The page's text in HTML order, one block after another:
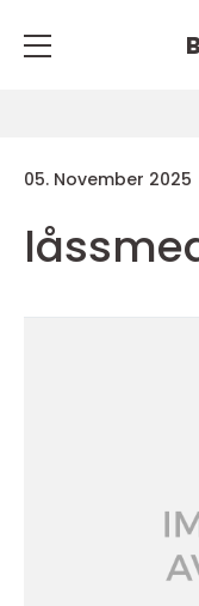
05. November 2025